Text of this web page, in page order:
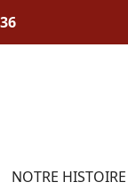
NOTRE HISTOIRE